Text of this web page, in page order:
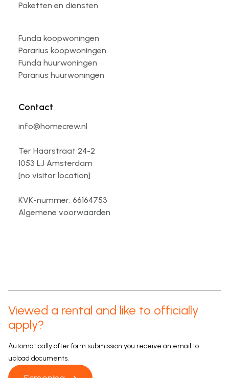
Paketten en diensten
Funda koopwoningen
Pararius koopwoningen
Funda huurwoningen
Pararius huurwoningen
Contact
info@homecrew.nl
Ter Haarstraat 24-2
1053 LJ Amsterdam
[no visitor location]
KVK-nummer: 66164753
Algemene voorwaarden
Viewed a rental and like to officially
apply?
Automatically after form submission you receive an email to
upload documents.